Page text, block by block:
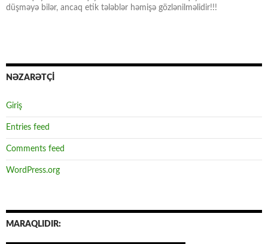
düşməyə bilər, ancaq etik tələblər həmişə gözlənilməlidir!!!
NƏZARƏTÇİ
Giriş
Entries feed
Comments feed
WordPress.org
MARAQLIDIR: